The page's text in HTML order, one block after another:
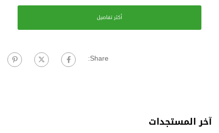
أكثر تفاصيل
Share:
آخر المستجدات